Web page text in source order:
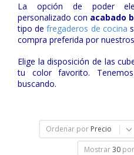
La opción de poder
personalizado con acabado
tipo defregaderos de cocina
compra preferida por
Elige la disposición de las
tu color favorito.
buscando.
Ordenar por Precio
Mostrar 30